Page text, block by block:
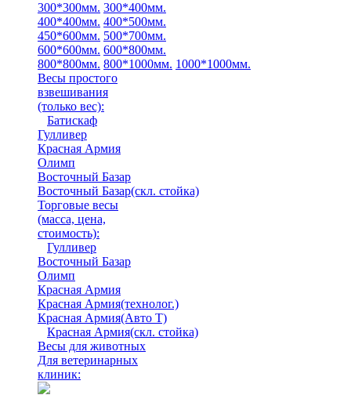
300*300мм. 300*400мм.
400*400мм. 400*500мм.
450*600мм. 500*700мм.
600*600мм. 600*800мм.
800*800мм. 800*1000мм. 1000*1000мм.
Весы простого
взвешивания
(только вес):
Батискаф
Гулливер
Красная Армия
Олимп
Восточный Базар
Восточный Базар(скл. стойка)
Торговые весы
(масса, цена,
стоимость):
Гулливер
Восточный Базар
Олимп
Красная Армия
Красная Армия(технолог.)
Красная Армия(Авто Т)
Красная Армия(скл. стойка)
Весы для животных
Для ветеринарных
клиник: